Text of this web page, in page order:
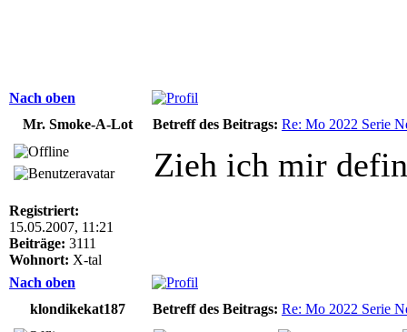
Nach oben
Mr. Smoke-A-Lot
Betreff des Beitrags: Re: Mo 2022 Serie
Registriert:
15.05.2007, 11:21
Beiträge: 3111
Wohnort: X-tal
Zieh ich mir
Nach oben
klondikekat187
Betreff des Beitrags: Re: Mo 2022 Serie